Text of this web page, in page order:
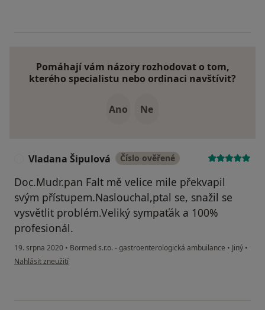
Pomáhají vám názory rozhodovat o tom,
kterého specialistu nebo ordinaci navštívit?
Ano Ne
Vladana Šipulová Číslo ověřené
Doc.Mudr.pan Falt mě velice mile překvapil
svým přístupem.Naslouchal,ptal se, snažil se
vysvětlit problém.Veliký sympaťák a 100%
profesionál.
19. srpna 2020 • Bormed s.r.o. - gastroenterologická ambuilance • Jiný •
podle názoru uživatele Vladana Šipulová
Nahlásit zneužití